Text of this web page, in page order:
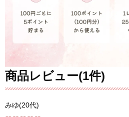
商品レビュー(1件)
みゆ(20代)